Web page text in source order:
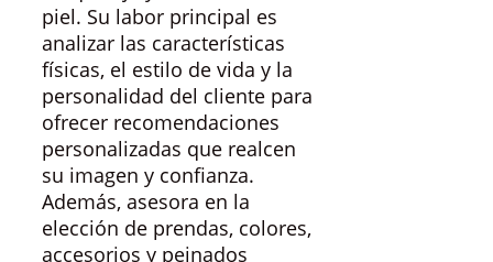
piel. Su labor principal es
analizar las características
físicas, el estilo de vida y la
personalidad del cliente para
ofrecer recomendaciones
personalizadas que realcen
su imagen y confianza.
Además, asesora en la
elección de prendas, colores,
accesorios y peinados